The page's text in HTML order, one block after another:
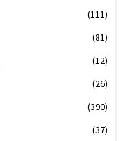
(111)
(81)
(12)
(26)
(390)
(37)